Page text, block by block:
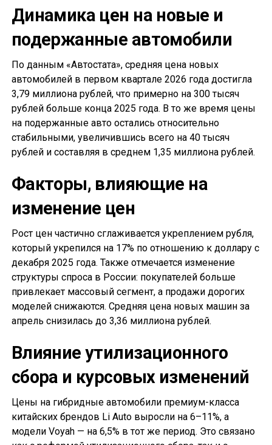
Динамика цен на новые и
подержанные автомобили
По данным «Автостата», средняя цена новых
автомобилей в первом квартале 2026 года достигла
3,79 миллиона рублей, что примерно на 300 тысяч
рублей больше конца 2025 года. В то же время цены
на подержанные авто остались относительно
стабильными, увеличившись всего на 40 тысяч
рублей и составляя в среднем 1,35 миллиона рублей.
Факторы, влияющие на
изменение цен
Рост цен частично сглаживается укреплением рубля,
который укрепился на 17% по отношению к доллару с
декабря 2025 года. Также отмечается изменение
структуры спроса в России: покупателей больше
привлекает массовый сегмент, а продажи дорогих
моделей снижаются. Средняя цена новых машин за
апрель снизилась до 3,36 миллиона рублей.
Влияние утилизационного
сбора и курсовых изменений
Цены на гибридные автомобили премиум-класса
китайских брендов Li Auto выросли на 6–11%, а
модели Voyah — на 6,5% в тот же период. Это связано